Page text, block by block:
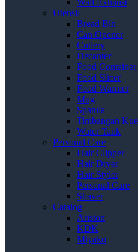
Wall Exhaust
Utensil
Bread Bin
Can Opener
Cutlery
Decanter
Food Container
Food Slicer
Food Warmer
Mug
Spatula
Timbangan Kue
Water Tank
Personal Care
Hair Clipper
Hair Dryer
Hair Styler
Personal Care
Shaver
Catalog
Ariston
KDK
Miyako